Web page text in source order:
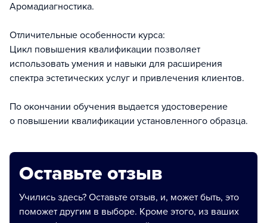
Аромадиагностика.
Отличительные особенности курса:
Цикл повышения квалификации позволяет
использовать умения и навыки для расширения
спектра эстетических услуг и привлечения клиентов.
По окончании обучения выдается удостоверение
о повышении квалификации установленного образца.
Оставьте отзыв
Учились здесь? Оставьте отзыв, и, может быть, это
поможет другим в выборе. Кроме этого, из ваших